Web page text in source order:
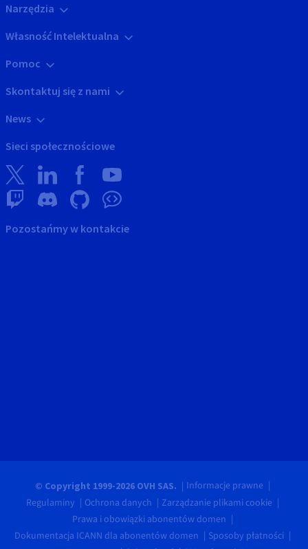
Narzędzia
Własność Intelektualna
Pomoc
Skontaktuj się z nami
News
Sieci społecznościowe
Pozostańmy w kontakcie
© Copyright 1999-2026 OVH SAS.
Informacje prawne
Regulaminy
Ochrona danych
Zarządzanie plikami cookie
Prawa i obowiązki abonentów domen
Dokumentacja ICANN dla abonentów domen
Sposoby płatności